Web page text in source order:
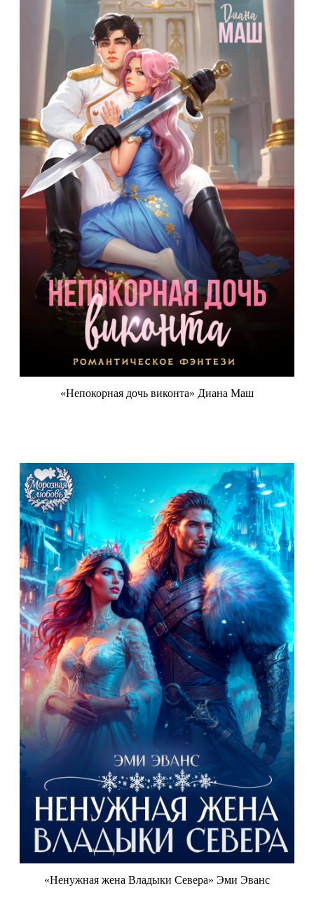
«Непокорная дочь виконта» Диана Маш
«Ненужная жена Владыки Севера» Эми Эванс